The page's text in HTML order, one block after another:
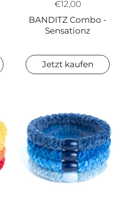
€12,00
BANDITZ Combo -
Sensationz
Jetzt kaufen